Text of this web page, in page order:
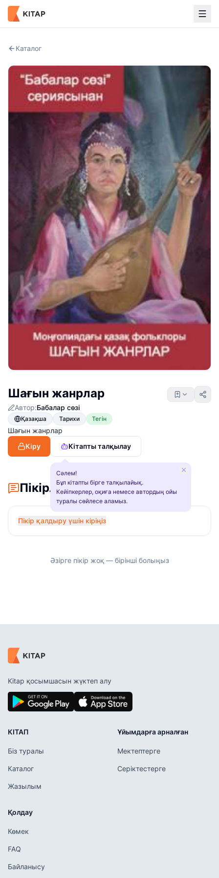
Каталог
Шағын жанрлар
Автор:Бабалар сөзі
Қазақша Тарихи Тегін
Шағын жанрлар
Кіру
Кітапты талқылау
Сәлем!
Бұл кітапты бірге талқылайық.
Кейіпкерлер, оқиға немесе автордың ойы
туралы сөйлесе аламыз.
Пікірлер
Пікір қалдыру үшін кіріңіз
Әзірге пікір жоқ — бірінші болыңыз
Kitap қосымшасын жүктеп алу
КІТАП
Біз туралы
Каталог
Жазылым
Ұйымдарға арналған
Мектептерге
Серіктестерге
Қолдау
Көмек
FAQ
Байланысу